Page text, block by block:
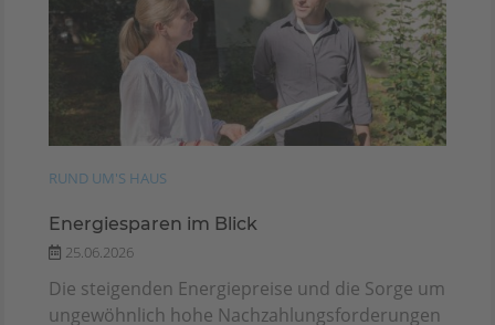
RUND UM'S HAUS
Energiesparen im Blick
25.06.2026
Die steigenden Energiepreise und die Sorge um
ungewöhnlich hohe Nachzahlungsforderungen